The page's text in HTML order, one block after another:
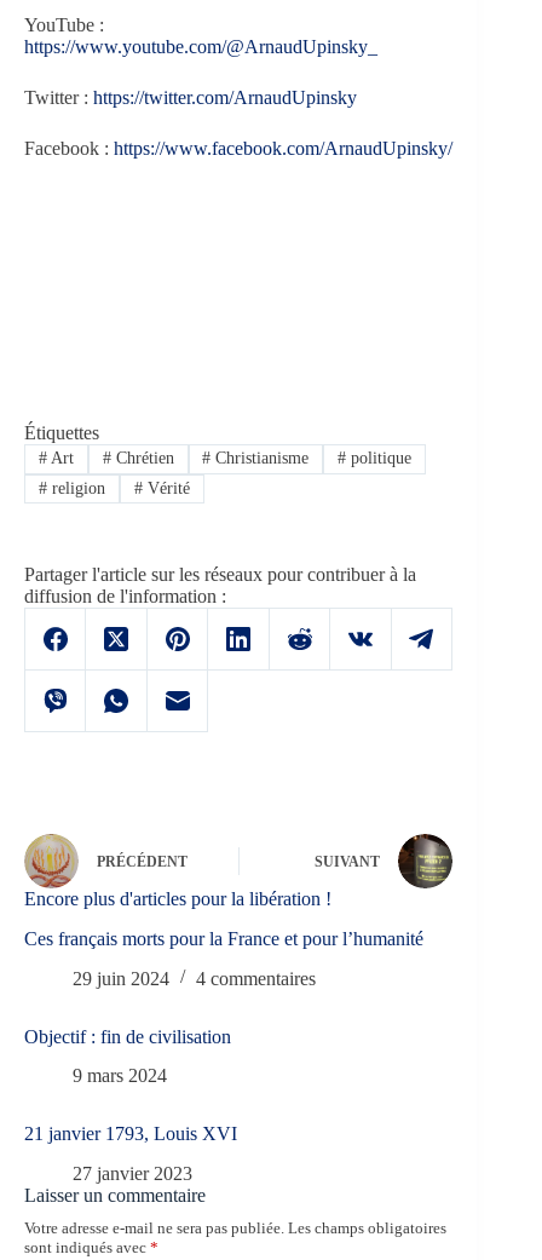
YouTube :
https://www.youtube.com/@ArnaudUpinsky_
Twitter : https://twitter.com/ArnaudUpinsky
Facebook : https://www.facebook.com/ArnaudUpinsky/
Étiquettes
#Art #Chrétien # Christianisme # politique
#religion #Vérité
Partager l'article sur les réseaux pour contribuer à la
diffusion de l'information :
PRÉCÉDENT SUIVANT
Encore plus d'articles pour la libération !
Ces français morts pour la France et pour l’humanité
29 juin 2024
4 commentaires
Objectif : fin de civilisation
9 mars 2024
21 janvier 1793, Louis XVI
27 janvier 2023
Laisser un commentaire
Votre adresse e-mail ne sera pas publiée. Les champs obligatoires
sont indiqués avec *